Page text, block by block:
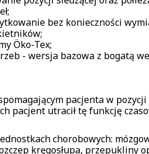
bez konieczności
Öko-Tex;
- wersja bazowa z bogatą
pacjenta w
pacjent utracił tę funkcję
chorobowych:
kręgosłupa, przepukliny